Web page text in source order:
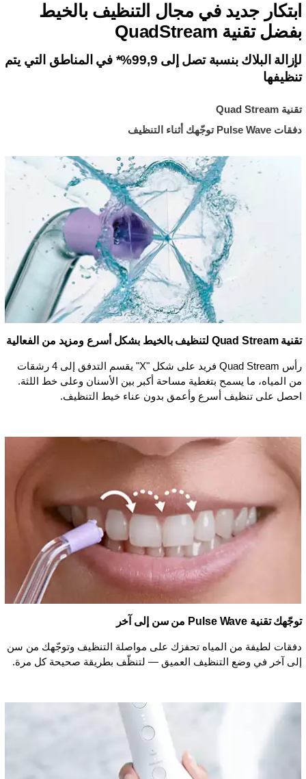
ابتكار جديد في مجال التنظيف بالخيط
بفضل تقنية QuadStream
لإزالة البلاك بنسبة تصل إلى 99,9%* في المناطق التي يتم
تنظيفها
تقنية Quad Stream
دفقات Pulse Wave توجّهك أثناء التنظيف
تقنية Quad Stream لتنظيف بالخيط بشكل أسرع ومزيد من الفعالية
رأس Quad Stream فريد على شكل "X" يقسم التدفق إلى 4 رشقات
من المياه، ما يسمح بتغطية مساحة أكبر بين الأسنان وعلى خط اللثة.
احصل على تنظيف أسرع وأعمق بدون عناء خيط التنظيف.
توجّهك تقنية Pulse Wave من سن إلى آخر
دفقات لطيفة من المياه تحفزك على مواصلة التنظيف وتوجّهك من سن
إلى آخر في وضع التنظيف العميق — لتنظّف بطريقة صحيحة كل مرة.